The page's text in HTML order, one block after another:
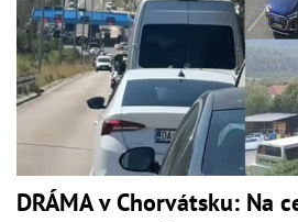
DRÁMA v Chorvátsku: Na